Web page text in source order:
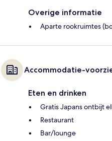
Overige informatie
Aparte rookruimtes
Accommodatie-
Eten en drinken
Gratis Japans ontbijt
Restaurant
Bar/lounge